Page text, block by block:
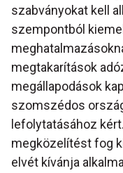
szabványokat kell
szempontból
megtakarítások
megállapodások
szomszédos
lefolytatásához
megközelítést fog
elvét kívánja